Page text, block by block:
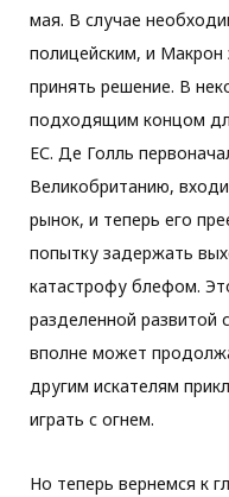
мая. В случае
полицейским, и Макрон
принять решение. В
подходящим концом
ЕС. Де Голль
Великобританию,
рынок, и теперь его
попытку задержать
катастрофу блефом.
разделенной развитой
вполне может
другим искателям
играть с огнем.
Но теперь вернемся к